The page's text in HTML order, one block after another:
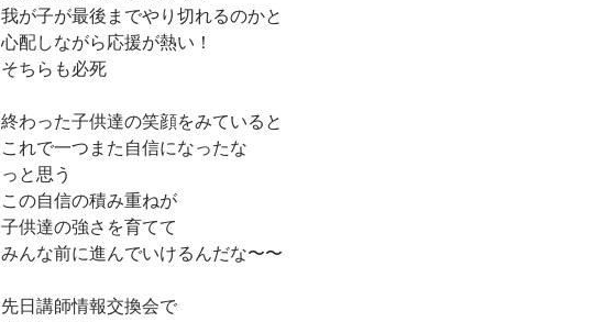
我が子が最後までやり切れるのかと
心配しながら応援が熱い！
そちらも必死
終わった子供達の笑顔をみていると
これで一つまた自信になったな
っと思う
この自信の積み重ねが
子供達の強さを育てて
みんな前に進んでいけるんだな〜〜
先日講師情報交換会で